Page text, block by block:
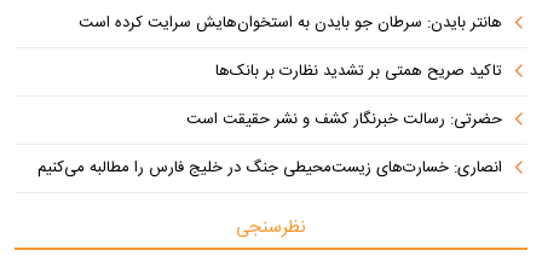
هانتر بایدن: سرطان جو بایدن به استخوان‌هایش سرایت کرده است
تاکید صریح همتی بر تشدید نظارت بر بانک‌ها
حضرتی: رسالت خبرنگار کشف و نشر حقیقت است
انصاری: خسارت‌های زیست‌محیطی جنگ در خلیج فارس را مطالبه‌ می‌کنیم
نظرسنجی